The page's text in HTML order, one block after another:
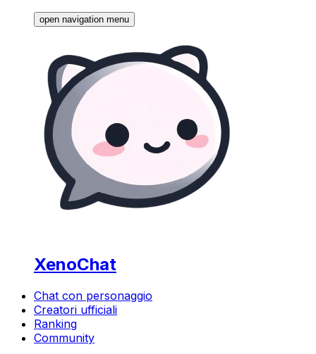
open navigation menu
XenoChat
Chat con personaggio
Creatori ufficiali
Ranking
Community